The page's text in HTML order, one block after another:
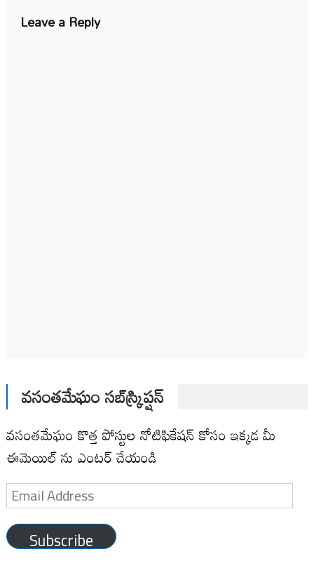
Leave a Reply
వసంతమేఘం సబ్‌స్క్రిప్షన్
వసంతమేఘం కొత్త పోస్టుల నోటిఫికేషన్ కోసం ఇక్కడ మీ
ఈమెయిల్ ను ఎంటర్ చేయండి
Email
Address
Subscribe